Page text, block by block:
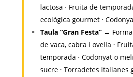
lactosa · Fruita de
ecològica gourmet ·
Taula “Gran Festa”→
de vaca, cabra i ovella ·
temporada · Codonyat o
sucre · Torradetes italianes